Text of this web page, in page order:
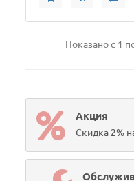
Показано с 1
Акция
Скидка 2%